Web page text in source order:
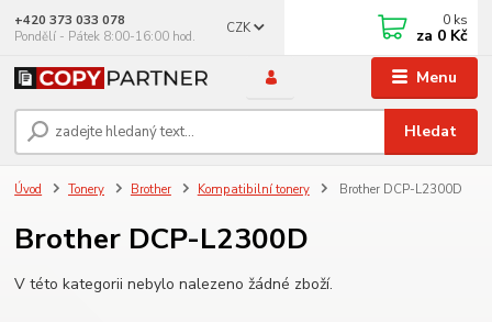
Menu
CZK
Hledat
+420 373 033 078
Pondělí - Pátek 8:00-16:00 hod.
0 ks
za 0 Kč
Úvod Tonery Brother Kompatibilní tonery Brother DCP-L2300D
Brother DCP-L2300D
V této kategorii nebylo nalezeno žádné zboží.